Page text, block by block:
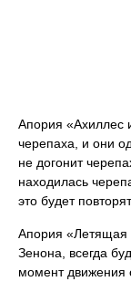
Апория «Ахиллес
черепаха, и они
не догонит
находилась
это будет
Апория «Летящая
Зенона, всегда
момент движения